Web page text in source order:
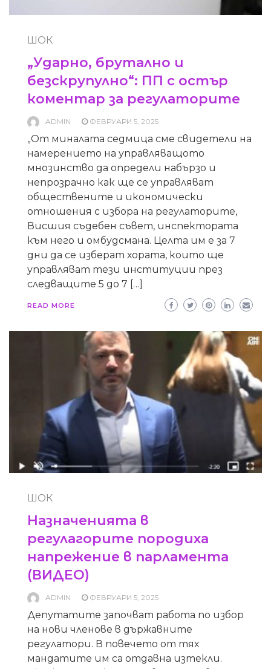
ШОК
„Ударно, брутално и
безскрупулно“: ПП с остър
коментар за регулаторите
ADMIN ФЕВРУАРИ 5, 2025
„От миналата седмица сме свидетели на
намерението на управляващото
мнозинство да определи набързо и
непрозрачно как ще се управляват
обществените и икономически
отношения с избора на регулаторите,
Висшия съдебен съвет, инспектората
към него и омбудсмана. Целта им е за 7
дни да се изберат хората, които ще
управляват тези институции през
следващите 5 до 7 […]
READ MORE
ШОК
Назначенията в
регулагорите породиха
напрежение в парламента
(ВИДЕО)
ADMIN ФЕВРУАРИ 5, 2025
Депутатите започват работа по избор
на нови членове в държавните
регулатори. В повечето от тях
мандатите им са отдавна изтекли.